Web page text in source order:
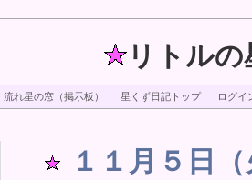
リトル
流れ星の窓（掲示板） 星くず日記トップ ログイ
１１月５日